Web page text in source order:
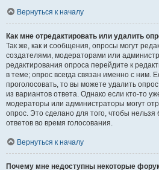
Вернуться к началу
Как мне отредактировать или удалить
Так же, как и сообщения, опросы могут
создателями, модераторами или
редактирования опроса перейдите к
в теме; опрос всегда связан именно с ним.
проголосовать, то вы можете удалить
из вариантов ответа. Однако если кто-то
модераторы или администраторы могут
опрос. Это сделано для того, чтобы
ответов во время голосования.
Вернуться к началу
Почему мне недоступны некоторые